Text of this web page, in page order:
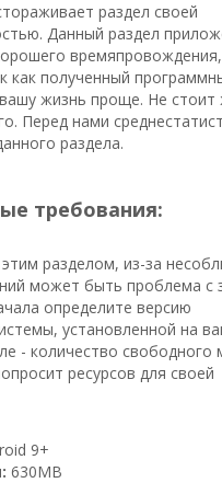
раздел своей
Данный раздел
как полученный
жизнь проще. Не стоит
Перед нами
раздела.
требования:
разделом, из-за
может быть проблема с
определите версию
установленной на
- количество свободного
ресурсов для своей
9+
630MB